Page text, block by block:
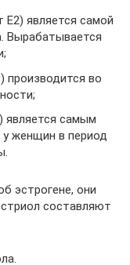
является самой
Вырабатывается
производится во
является самым
женщин в период
эстрогене, они
составляют